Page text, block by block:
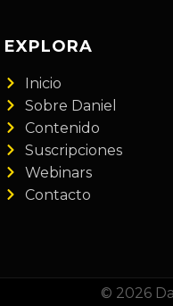
EXPLORA
Inicio
Sobre Daniel
Contenido
Suscripciones
Webinars
Contacto
© 2026